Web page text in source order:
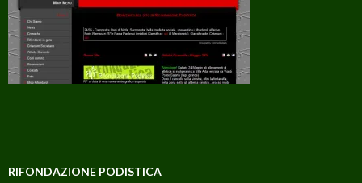
RIFONDAZIONE PODISTICA